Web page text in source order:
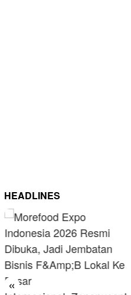
HEADLINES
«